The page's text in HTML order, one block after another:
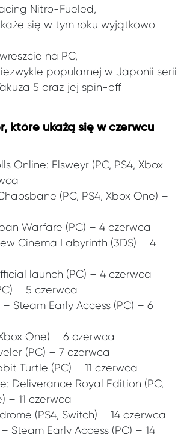
Nitro-Fueled,
się w tym roku wyjątkowo
na PC,
popularnej w Japonii serii
5 oraz jej spin-off
które ukażą się w czerwcu
Online: Elsweyr (PC, PS4, Xbox
(PC, PS4, Xbox One) –
Warfare (PC) – 4 czerwca
Cinema Labyrinth (3DS) – 4
launch (PC) – 4 czerwca
– 5 czerwca
Steam Early Access (PC) – 6
One) – 6 czerwca
(PC) – 7 czerwca
Turtle (PC) – 11 czerwca
Deliverance Royal Edition (PC,
– 11 czerwca
(PS4, Switch) – 14 czerwca
Steam Early Access (PC) – 14